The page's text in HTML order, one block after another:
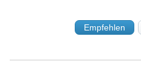
Empfehlen